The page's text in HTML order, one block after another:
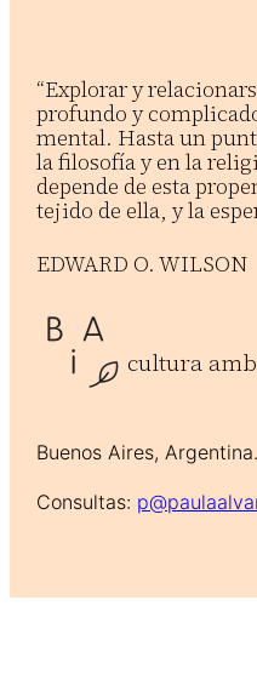
“Explorar y
profundo y
mental. Hasta un
la filosofía y en la
depende de esta
tejido de ella, y la
EDWARD O. WILSON
cultura
Buenos Aires, Argentina.
Consultas: